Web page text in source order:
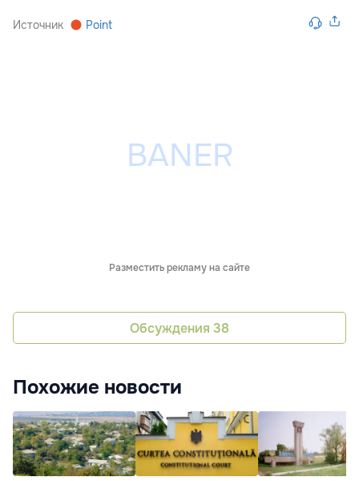
Источник Point
Разместить рекламу на сайте
Обсуждения 38
Похожие новости